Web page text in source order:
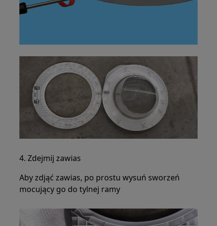
4. Zdejmij zawias
Aby zdjąć zawias, po prostu wysuń sworzeń
mocujący go do tylnej ramy